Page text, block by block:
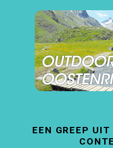
EEN GREEP